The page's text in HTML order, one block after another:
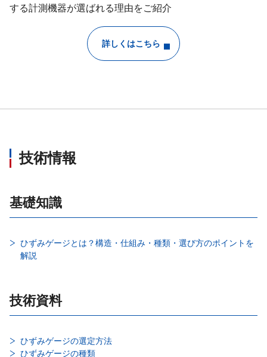
する計測機器が選ばれる理由をご紹介
詳しくはこちら
技術情報
基礎知識
ひずみゲージとは？構造・仕組み・種類・選び方のポイントを
解説
技術資料
ひずみゲージの選定方法
ひずみゲージの種類